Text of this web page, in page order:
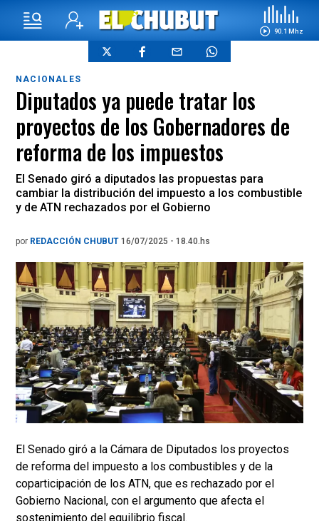
90.1 Mhz
NACIONALES
Diputados ya puede tratar los
proyectos de los Gobernadores de
reforma de los impuestos
El Senado giró a diputados las propuestas para
cambiar la distribución del impuesto a los combustible
y de ATN rechazados por el Gobierno
por REDACCIÓN CHUBUT 16/07/2025 - 18.40.hs
El Senado giró a la Cámara de Diputados los proyectos
de reforma del impuesto a los combustibles y de la
coparticipación de los ATN, que es rechazado por el
Gobierno Nacional, con el argumento que afecta el
sostenimiento del equilibrio fiscal.